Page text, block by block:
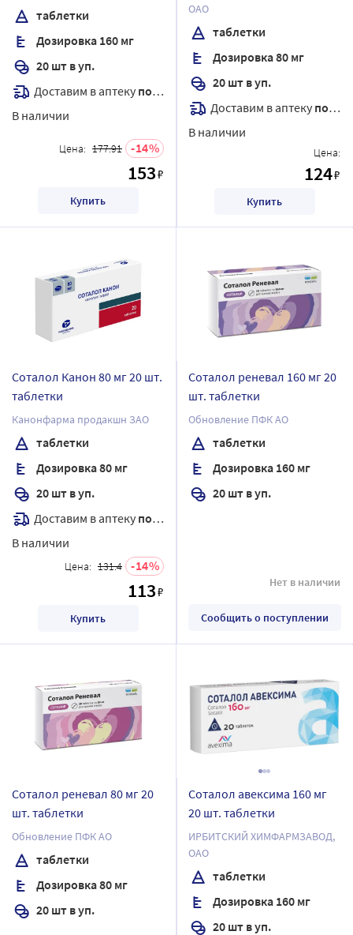
таблетки
Дозировка 160 мг
20 шт в уп.
Доставим в аптеку послезавтра
В наличии
Цена: 177.91 14
153₽
Купить
ОАО
таблетки
Дозировка 80 мг
20 шт в уп.
Доставим в аптеку послезавтра
В наличии
Цена:
124₽
Купить
Соталол Канон 80 мг 20 шт.
таблетки
Канонфарма продакшн ЗАО
таблетки
Дозировка 80 мг
20 шт в уп.
Доставим в аптеку послезавтра
В наличии
Цена: 131.4 14
113₽
Купить
Соталол реневал 160 мг 20
шт. таблетки
Обновление ПФК АО
таблетки
Дозировка 160 мг
20 шт в уп.
Нет в наличии
Сообщить о поступлении
Соталол реневал 80 мг 20
шт. таблетки
Обновление ПФК АО
таблетки
Дозировка 80 мг
20 шт в уп.
Соталол авексима 160 мг
20 шт. таблетки
ИРБИТСКИЙ ХИМФАРМЗАВОД,
ОАО
таблетки
Дозировка 160 мг
20 шт в уп.